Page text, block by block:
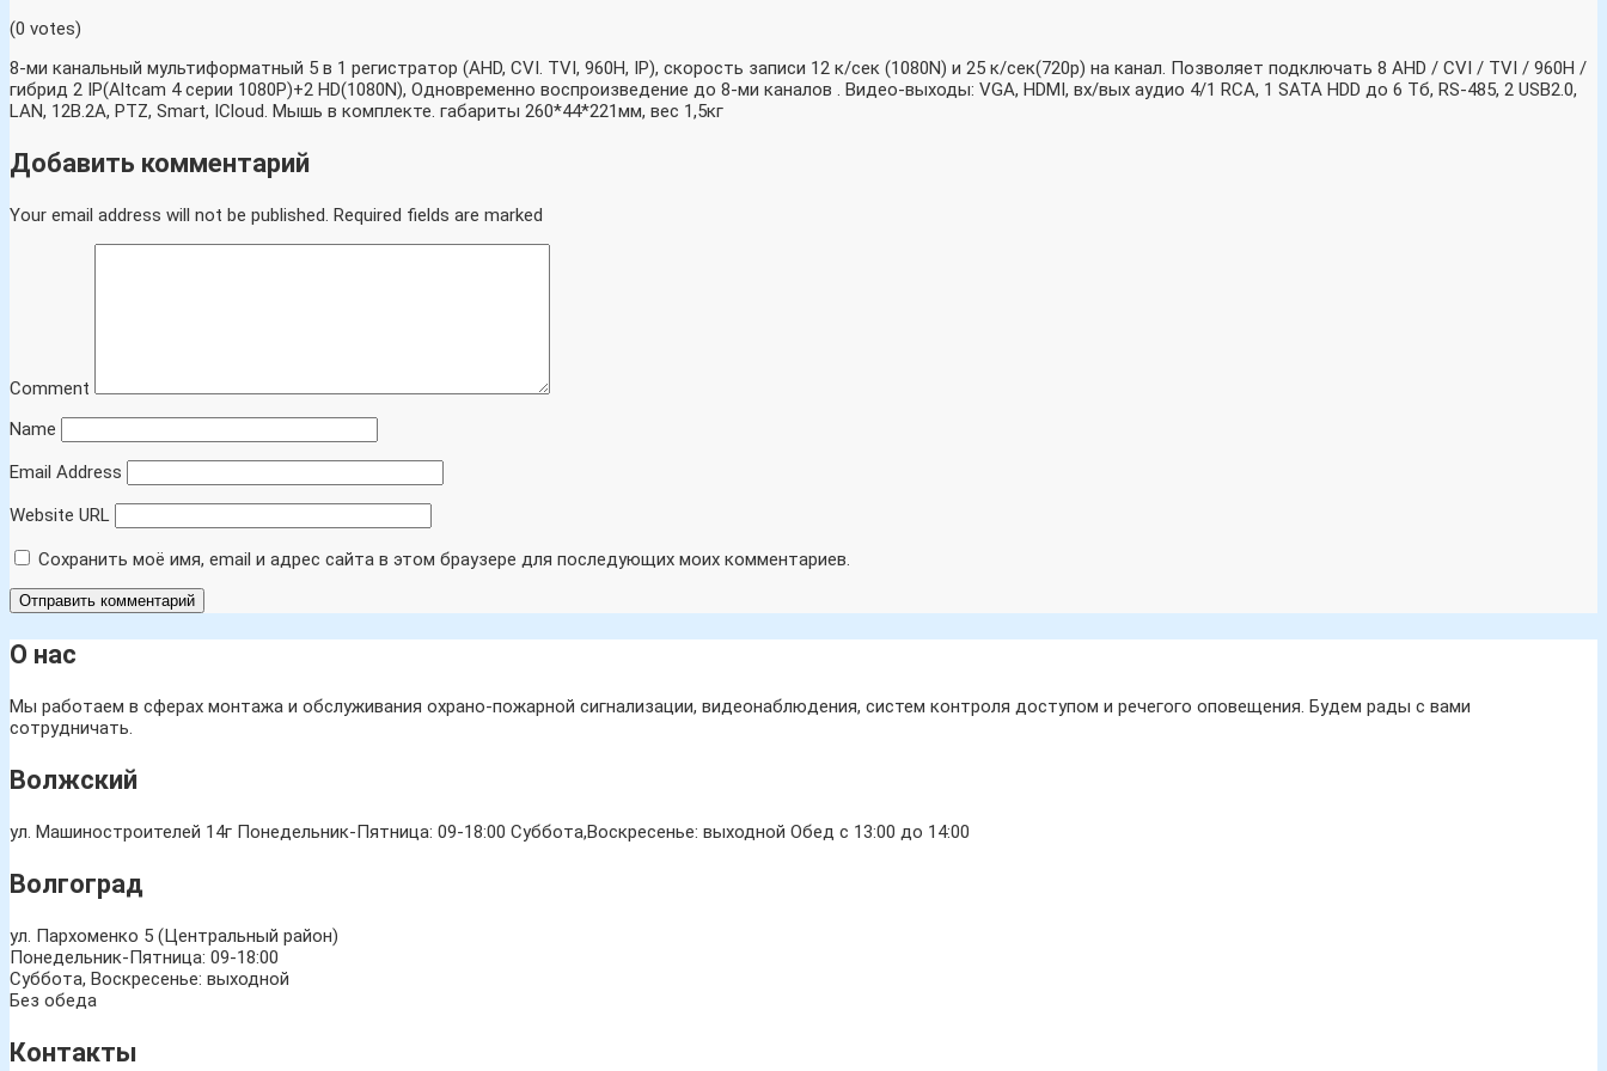
(0 votes)
8-ми канальный мультиформатный 5 в 1 регистратор (AHD, CVI. TVI, 960H, IP), скорость записи 12 к/сек (1080N) и 25 к/сек(720р) на канал. Позволяет подключать 8 AHD / CVI / TVI / 960H /
гибрид 2 IP(Altcam 4 серии 1080P)+2 HD(1080N), Одновременно воспроизведение до 8-ми каналов . Видео-выходы: VGA, HDMI, вх/вых аудио 4/1 RCA, 1 SATA HDD до 6 Тб, RS-485, 2 USB2.0,
LAN, 12B.2А, PTZ, Smart, ICloud. Мышь в комплекте. габариты 260*44*221мм, вес 1,5кг
Добавить комментарий
Your email address will not be published. Required fields are marked
Comment
Name
Email Address
Website URL
Сохранить моё имя, email и адрес сайта в этом браузере для последующих моих комментариев.
О нас
Мы работаем в сферах монтажа и обслуживания охрано-пожарной сигнализации, видеонаблюдения, систем контроля доступом и речегого оповещения. Будем рады с вами
сотрудничать.
Волжский
ул. Машиностроителей 14г Понедельник-Пятница: 09-18:00 Суббота,Воскресенье: выходной Обед с 13:00 до 14:00
Волгоград
ул. Пархоменко 5 (Центральный район)
Понедельник-Пятница: 09-18:00
Суббота, Воскресенье: выходной
Без обеда
Контакты